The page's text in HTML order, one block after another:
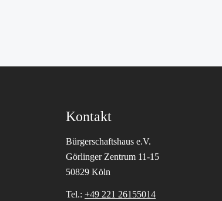
Kontakt
Bürgerschaftshaus e.V.
Görlinger Zentrum 11-15
50829 Köln
Tel.: +49 221 26155014